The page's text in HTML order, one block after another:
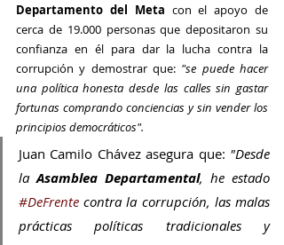
Departamento del Meta con el apoyo de
cerca de 19.000 personas que depositaron su
confianza en él para dar la lucha contra la
corrupción y demostrar que: "se puede hacer
una política honesta desde las calles sin gastar
fortunas comprando conciencias y sin vender los
principios democráticos".
Juan Camilo Chávez asegura que: "Desde
la Asamblea Departamental
#DeFrente contra la corrupción, las malas
prácticas políticas tradicionales y